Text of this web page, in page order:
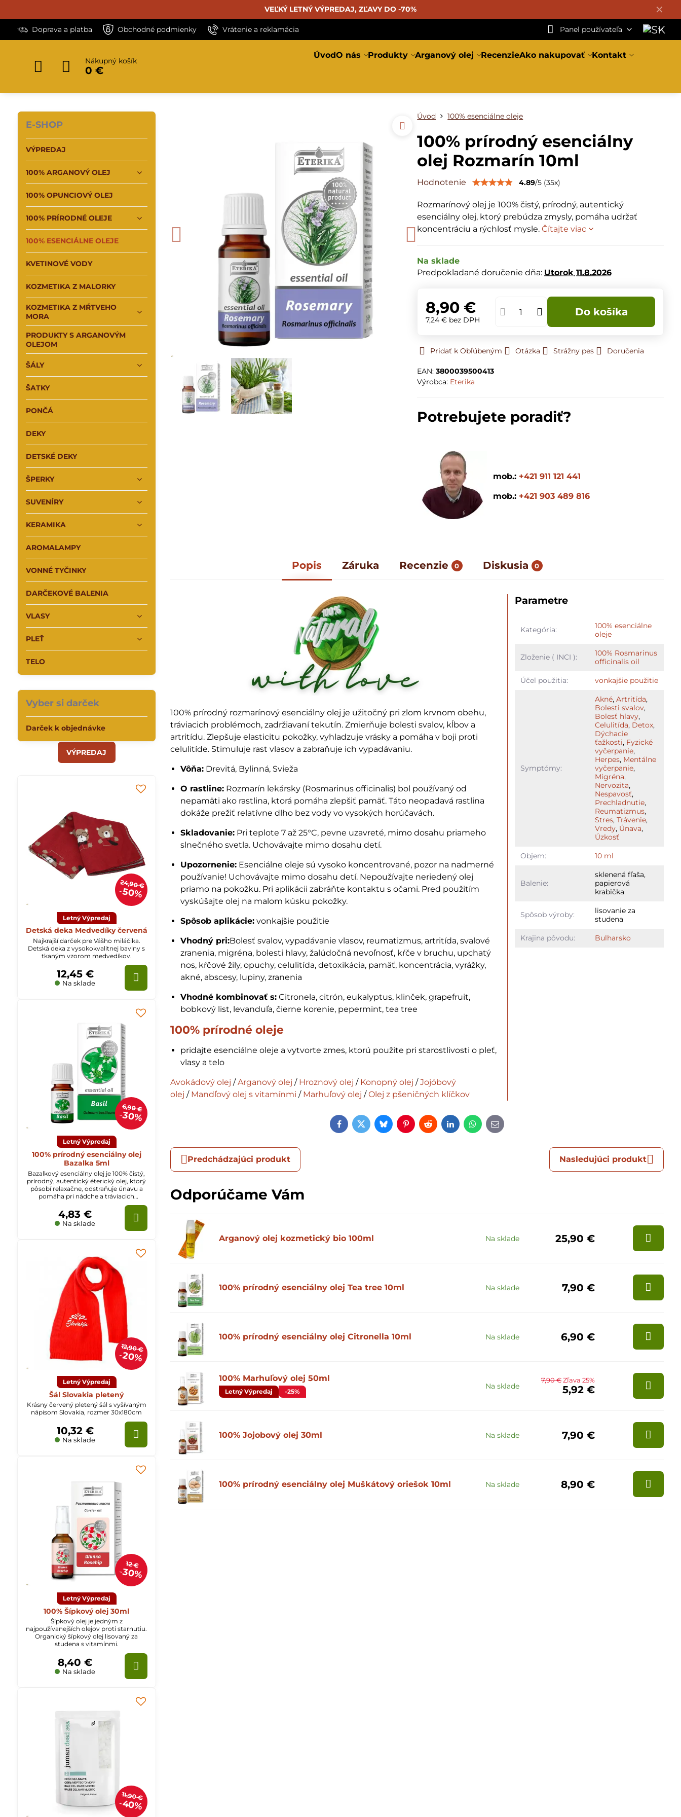
✕
VEĽKÝ LETNÝ VÝPREDAJ, ZĽAVY DO -70%
Doprava a platba Obchodné podmienky Vrátenie a reklamácia Panel používateľa
Nákupný košík
0 €
ÚvodO nás Produkty Arganový olej RecenzieAko nakupovať Kontakt
Úvod 100% esenciálne oleje
100% prírodný esenciálny
olej Rozmarín 10ml
Hodnotenie 4.89/5 (35x)
Rozmarínový olej je 100% čistý, prírodný, autentický
esenciálny olej, ktorý prebúdza zmysly, pomáha udržať
koncentráciu a rýchlosť mysle.Čítajte viac
Na sklade
Predpokladané doručenie dňa: Utorok 11.8.2026
8,90 €
7,24 € bez DPH
Do košíka
Pridať k Obľúbeným Otázka Strážny pes Doručenia
EAN:3800039500413
Výrobca: Eterika
Potrebujete poradiť?
mob.: +421 911 121 441
mob.: +421 903 489 816
Popis Záruka Recenzie 0 Diskusia 0
100% prírodný rozmarínový esenciálny olej je užitočný pri zlom krvnom obehu,
tráviacich problémoch, zadržiavaní tekutín. Zmierňuje bolesti svalov, kĺbov a
artritídu. Zlepšuje elasticitu pokožky, vyhladzuje vrásky a pomáha v boji proti
celulitíde. Stimuluje rast vlasov a zabraňuje ich vypadávaniu.
Vôňa: Drevitá, Bylinná, Svieža
O rastline: Rozmarín lekársky (Rosmarinus officinalis) bol používaný od
nepamäti ako rastlina, ktorá pomáha zlepšiť pamäť. Táto neopadavá rastlina
dokáže prežiť relatívne dlho bez vody vo vysokých horúčavách.
Skladovanie: Pri teplote 7 až 25°C, pevne uzavreté, mimo dosahu priameho
slnečného svetla. Uchovávajte mimo dosahu detí.
Upozornenie: Esenciálne oleje sú vysoko koncentrované, pozor na nadmerné
používanie! Uchovávajte mimo dosahu detí. Nepoužívajte neriedený olej
priamo na pokožku. Pri aplikácii zabráňte kontaktu s očami. Pred použitím
vyskúšajte olej na malom kúsku pokožky.
Spôsob aplikácie: vonkajšie použitie
Vhodný pri:Bolesť svalov, vypadávanie vlasov, reumatizmus, artritída, svalové
zranenia, migréna, bolesti hlavy, žalúdočná nevoľnosť, kŕče v bruchu, upchatý
nos, kŕčové žily, opuchy, celulitída, detoxikácia, pamäť, koncentrácia, vyrážky,
akné, abscesy, lupiny, zranenia
Vhodné kombinovať s: Citronela, citrón, eukalyptus, klinček, grapefruit,
bobkový list, levanduľa, čierne korenie, pepermint, tea tree
100% prírodné oleje
pridajte esenciálne oleje a vytvorte zmes, ktorú použite pri starostlivosti o pleť,
vlasy a telo
Avokádový olej /Arganový olej / Hroznový olej / Konopný olej /Jojóbový
olej / Mandľový olej s vitamínmi / Marhuľový olej /Olej z pšeničných klíčkov
Parametre
Kategória:
100% esenciálne
oleje
Zloženie ( INCI ):
100% Rosmarinus
officinalis oil
Účel použitia: vonkajšie použitie
Symptómy:
Akné, Artritída,
Bolesti svalov,
Bolesť hlavy,
Celulitída, Detox,
Dýchacie
ťažkosti, Fyzické
vyčerpanie,
Herpes, Mentálne
vyčerpanie,
Migréna,
Nervozita,
Nespavosť,
Prechladnutie,
Reumatizmus,
Stres, Trávenie,
Vredy, Únava,
Úzkosť
Objem: 10 ml
Balenie:
sklenená fľaša,
papierová
krabička
Spôsob výroby:
lisovanie za
studena
Krajina pôvodu: Bulharsko
Facebook
TwitterBlueskyPinterest
RedditLinkedInWhatsApp
E-
mail
Predchádzajúci produkt Nasledujúci produkt
Odporúčame Vám
Arganový olej kozmetický bio 100ml Na sklade 25,90 €
100% prírodný esenciálny olej Tea tree 10ml Na sklade 7,90 €
100% prírodný esenciálny olej Citronella 10ml Na sklade 6,90 €
100% Marhuľový olej 50ml
Letný Výpredaj -25%
Na sklade 5,92 €
7,90 €Zľava 25%
100% Jojobový olej 30ml Na sklade 7,90 €
100% prírodný esenciálny olej Muškátový oriešok 10ml Na sklade 8,90 €
E-SHOP
VÝPREDAJ
100% ARGANOVÝ OLEJ
100% OPUNCIOVÝ OLEJ
100% PRÍRODNÉ OLEJE
100% ESENCIÁLNE OLEJE
KVETINOVÉ VODY
KOZMETIKA Z MALORKY
KOZMETIKA Z MŔTVEHO
MORA
PRODUKTY S ARGANOVÝM
OLEJOM
ŠÁLY
ŠATKY
PONČÁ
DEKY
DETSKÉ DEKY
ŠPERKY
SUVENÍRY
KERAMIKA
AROMALAMPY
VONNÉ TYČINKY
DARČEKOVÉ BALENIA
VLASY
PLEŤ
TELO
Vyber si darček
Darček k objednávke
VÝPREDAJ
24,90 €
50%
Letný Výpredaj
Detská deka Medvedíky červená
Najkrajší darček pre Vášho miláčika.
Detská deka z vysokokvalitnej bavlny s
tkaným vzorom medvedíkov.
Na sklade
12,45 €
6,90 €
30%
Letný Výpredaj
100% prírodný esenciálny olej
Bazalka 5ml
Bazalkový esenciálny olej je 100% čistý,
prírodný, autentický éterický olej, ktorý
pôsobí relaxačne, odstraňuje únavu a
pomáha pri nádche a tráviacich
Na sklade
4,83 €
12,90 €
20%
Letný Výpredaj
Šál Slovakia pletený
Krásny červený pletený šál s vyšívaným
nápisom Slovakia, rozmer 30x180cm
Na sklade
10,32 €
12 €
30%
Letný Výpredaj
100% Šípkový olej 30ml
Šípkový olej je jedným z
najpoužívanejších olejov proti starnutiu.
Organický šípkový olej lisovaný za
studena s vitamínmi.
Na sklade
8,40 €
11,90 €
40%